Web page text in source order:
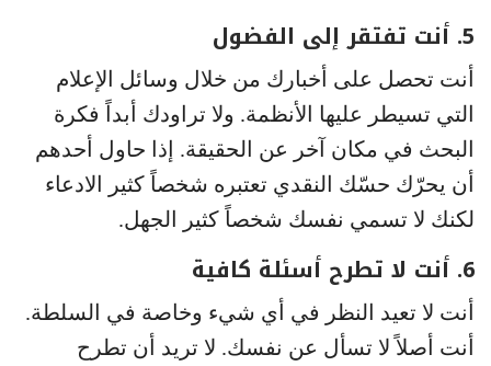
5. أنت تفتقر إلى الفضول
أنت تحصل على أخبارك من خلال وسائل الإعلام
التي تسيطر عليها الأنظمة. ولا تراودك أبداً فكرة
البحث في مكان آخر عن الحقيقة. إذا حاول أحدهم
أن يحرّك حسّك النقدي تعتبره شخصاً كثير الادعاء
لكنك لا تسمي نفسك شخصاً كثير الجهل.
6. أنت لا تطرح أسئلة كافية
أنت لا تعيد النظر في أي شيء وخاصة في السلطة.
أنت أصلاً لا تسأل عن نفسك. لا تريد أن تطرح